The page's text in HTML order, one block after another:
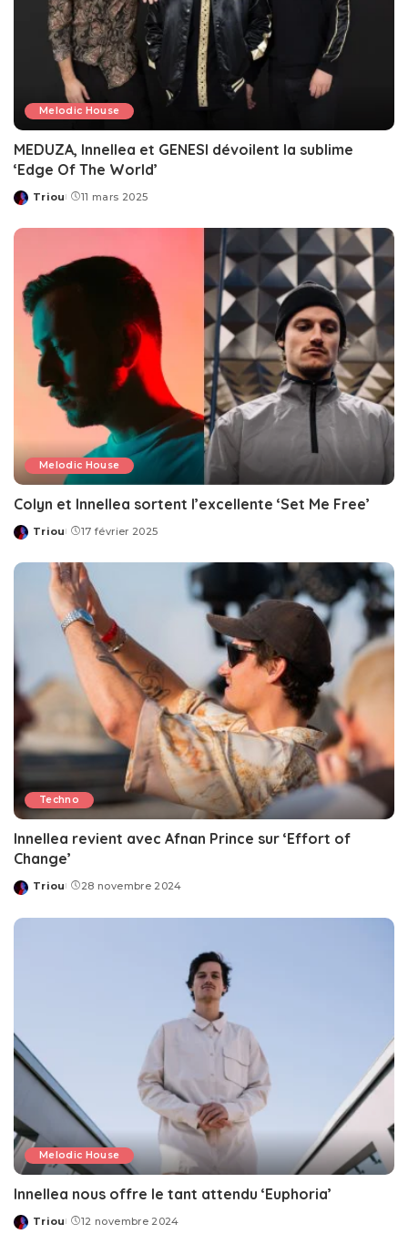
Melodic House
MEDUZA, Innellea et GENESI dévoilent la sublime
‘Edge Of The World’
Posted
Triou 11 mars 2025
Melodic House
Colyn et Innellea sortent l’excellente ‘Set Me Free’
Posted
Triou 17 février 2025
Techno
Innellea revient avec Afnan Prince sur ‘Effort of
Change’
Posted
Triou 28 novembre 2024
Melodic House
Innellea nous offre le tant attendu ‘Euphoria’
Posted
Triou 12 novembre 2024